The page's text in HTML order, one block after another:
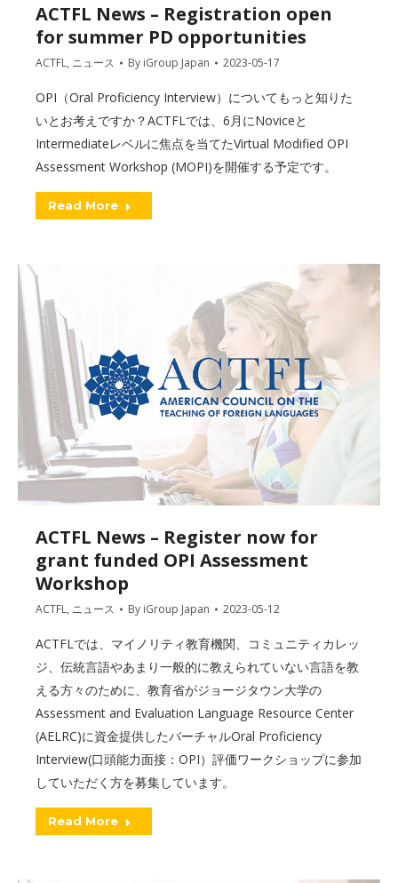
ACTFL News – Registration open
for summer PD opportunities
ACTFL, ニュース By iGroup Japan 2023-05-17
OPI（Oral Proficiency Interview）についてもっと知りた
いとお考えですか？ACTFLでは、6月にNoviceと
Intermediateレベルに焦点を当てたVirtual Modified OPI
Assessment Workshop (MOPI)を開催する予定です。
Read More
ACTFL News – Register now for
grant funded OPI Assessment
Workshop
ACTFL, ニュース By iGroup Japan 2023-05-12
ACTFLでは、マイノリティ教育機関、コミュニティカレッ
ジ、伝統言語やあまり一般的に教えられていない言語を教
える方々のために、教育省がジョージタウン大学の
Assessment and Evaluation Language Resource Center
(AELRC)に資金提供したバーチャルOral Proficiency
Interview(口頭能力面接：OPI）評価ワークショップに参加
していただく方を募集しています。
Read More